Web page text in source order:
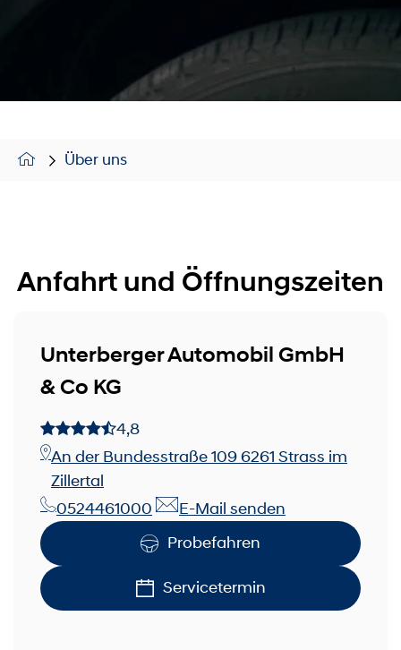
Über uns
Anfahrt und Öffnungszeiten
Unterberger Automobil GmbH
& Co KG
4,8
An der Bundesstraße 109 6261 Strass im
Zillertal
0524461000
E-Mail senden
Probefahren
Servicetermin